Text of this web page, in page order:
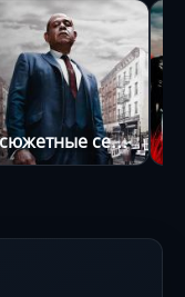
Остросюжетные сериалы